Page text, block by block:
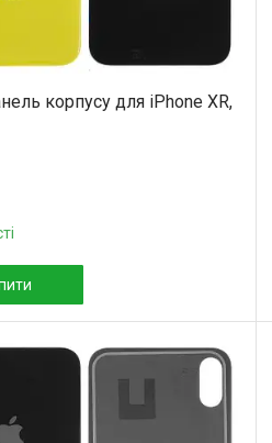
корпусу для iPhone XR,